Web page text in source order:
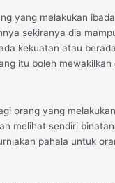
yang melakukan
sekiranya dia
kekuatan atau
itu boleh
orang yang
melihat sendiri
pahala untuk